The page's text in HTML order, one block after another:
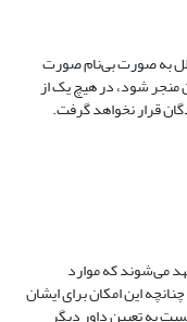
به صورت بی‌نام صورت
منجر شود، در هیچ یک از
قرار نخواهد گرفت.
می‌شوند که موارد
این امکان برای ایشان